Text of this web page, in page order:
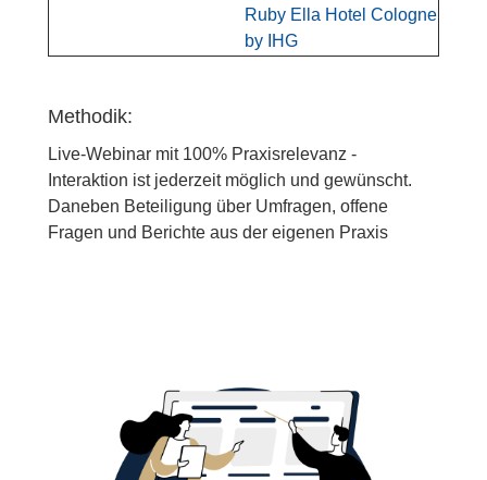
Ruby Ella Hotel Cologne
by IHG
Methodik:
Live-Webinar mit 100% Praxisrelevanz -
Interaktion ist jederzeit möglich und gewünscht.
Daneben Beteiligung über Umfragen, offene
Fragen und Berichte aus der eigenen Praxis